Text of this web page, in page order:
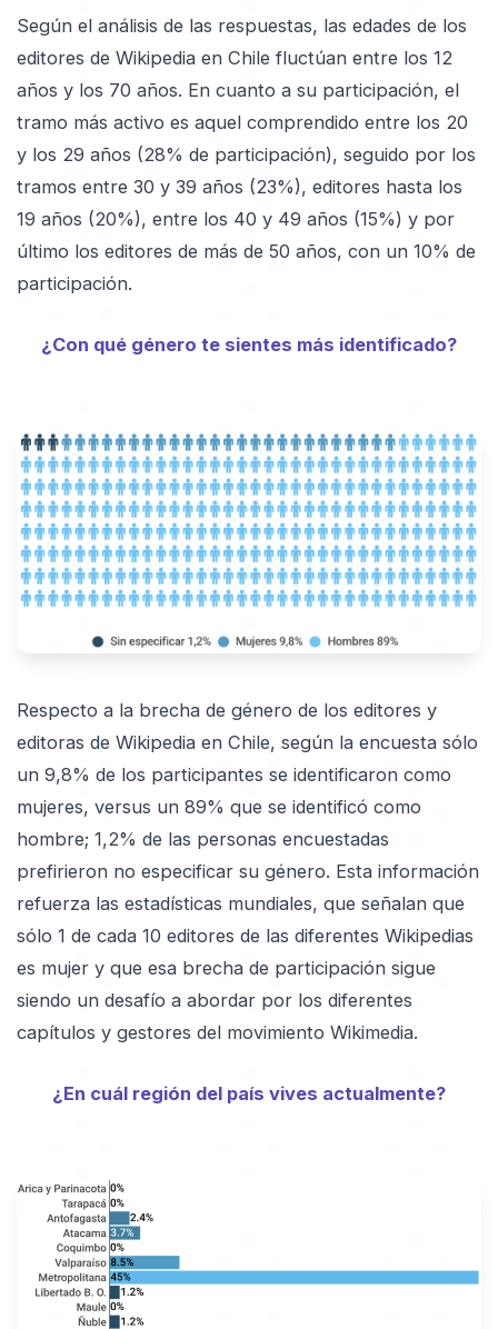
Según el análisis de las respuestas, las edades de los
editores de Wikipedia en Chile fluctúan entre los 12
años y los 70 años. En cuanto a su participación, el
tramo más activo es aquel comprendido entre los 20
y los 29 años (28% de participación), seguido por los
tramos entre 30 y 39 años (23%), editores hasta los
19 años (20%), entre los 40 y 49 años (15%) y por
último los editores de más de 50 años, con un 10% de
participación.
¿Con qué género te sientes más identificado?
Respecto a la brecha de género de los editores y
editoras de Wikipedia en Chile, según la encuesta sólo
un 9,8% de los participantes se identificaron como
mujeres, versus un 89% que se identificó como
hombre; 1,2% de las personas encuestadas
prefirieron no especificar su género. Esta información
refuerza las estadísticas mundiales, que señalan que
sólo 1 de cada 10 editores de las diferentes Wikipedias
es mujer y que esa brecha de participación sigue
siendo un desafío a abordar por los diferentes
capítulos y gestores del movimiento Wikimedia.
¿En cuál región del país vives actualmente?